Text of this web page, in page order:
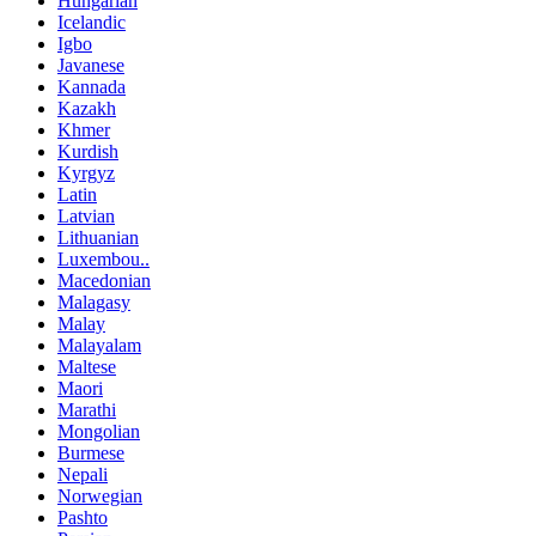
Icelandic
Igbo
Javanese
Kannada
Kazakh
Khmer
Kurdish
Kyrgyz
Latin
Latvian
Lithuanian
Luxembou..
Macedonian
Malagasy
Malay
Malayalam
Maltese
Maori
Marathi
Mongolian
Burmese
Nepali
Norwegian
Pashto